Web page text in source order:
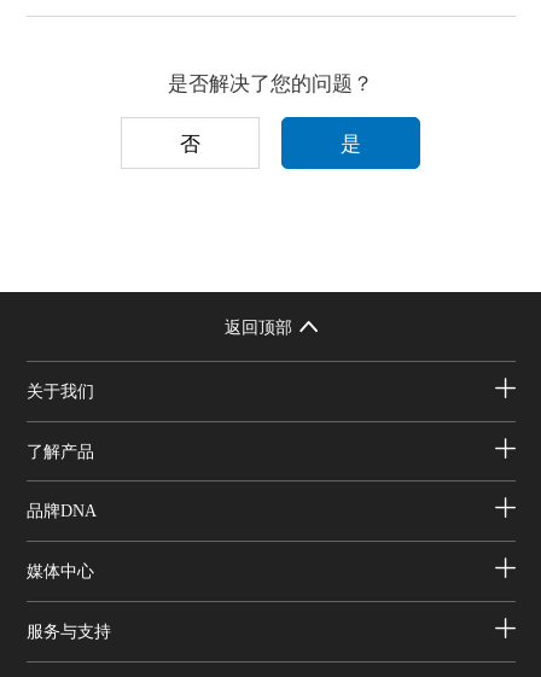
是否解决了您的问题？
否 是
返回顶部
关于我们
了解产品
品牌DNA
媒体中心
服务与支持